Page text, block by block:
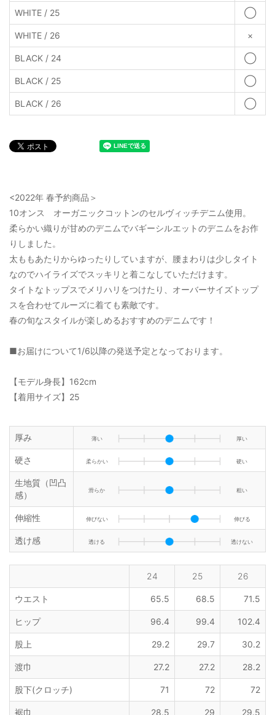
WHITE / 25 ◯
WHITE / 26 ×
BLACK / 24 ◯
BLACK / 25 ◯
BLACK / 26 ◯
<2022年 春予約商品＞
10オンス オーガニックコットンのセルヴィッチデニム使用。
柔らかい織りが甘めのデニムでバギーシルエットのデニムをお作
りしました。
太ももあたりからゆったりしていますが、腰まわりは少しタイト
なのでハイライズでスッキリと着こなしていただけます。
タイトなトップスでメリハリをつけたり、オーバーサイズトップ
スを合わせてルーズに着ても素敵です。
春の旬なスタイルが楽しめるおすすめのデニムです！
■お届けについて1/6以降の発送予定となっております。
【モデル身長】162cm
【着用サイズ】25
厚み 薄い 厚い
硬さ 柔らかい 硬い
生地質（凹凸
感）
滑らか 粗い
伸縮性 伸びない 伸びる
透け感 透ける 透けない
24 25 26
ウエスト 65.5 68.5 71.5
ヒップ 96.4 99.4 102.4
股上 29.2 29.7 30.2
渡巾 27.2 27.2 28.2
股下(クロッチ) 71 72 72
裾巾 28.5 29 29.5